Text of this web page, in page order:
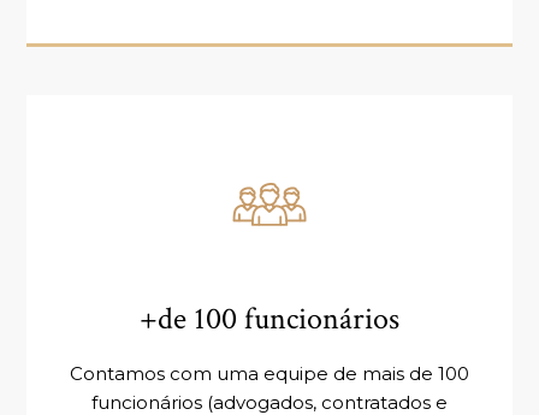
+de 100 funcionários
Contamos com uma equipe de mais de 100
funcionários (advogados, contratados e